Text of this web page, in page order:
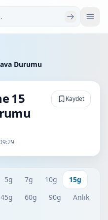
Durumu
15
Kaydet
5g 7g 10g
15g
45g 60g 90g
Anlık